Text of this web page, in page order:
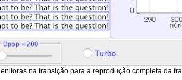
na transição para a reprodução completa da